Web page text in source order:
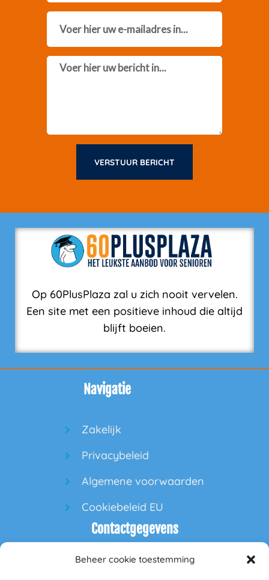
Beheer cookie toestemming
Message
VERSTUUR BERICHT
Op 60PlusPlaza zal u zich nooit vervelen.
Een site met een positieve inhoud die altijd
blijft boeien.
Navigatie
Zakelijk
Privacybeleid
Algemene voorwaarden
Cookiebeleid EU
Contactgegevens